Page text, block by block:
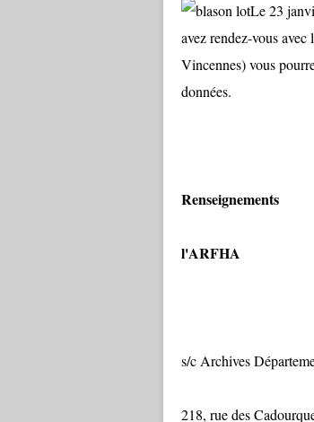
Le 23
avez rendez-vous
Vincennes) vous
données.
Renseignements
l'ARFHA
s/c Archives
218, rue des